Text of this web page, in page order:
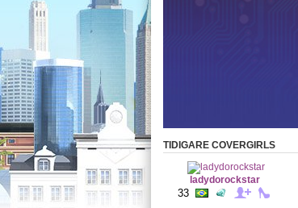
TIDIGARE COVERGIRLS
ladydorockstar
33